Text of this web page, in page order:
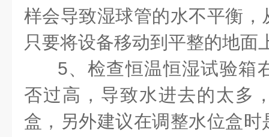
样会导致湿球管的水不平衡
只要将设备移动到平整的地面
5、检查恒温恒湿试验箱
否过高，导致水进去的太多
盒，另外建议在调整水位盒